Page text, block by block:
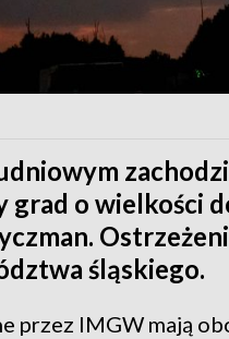
grad o wielkości
śląskiego.
przez IMGW mają